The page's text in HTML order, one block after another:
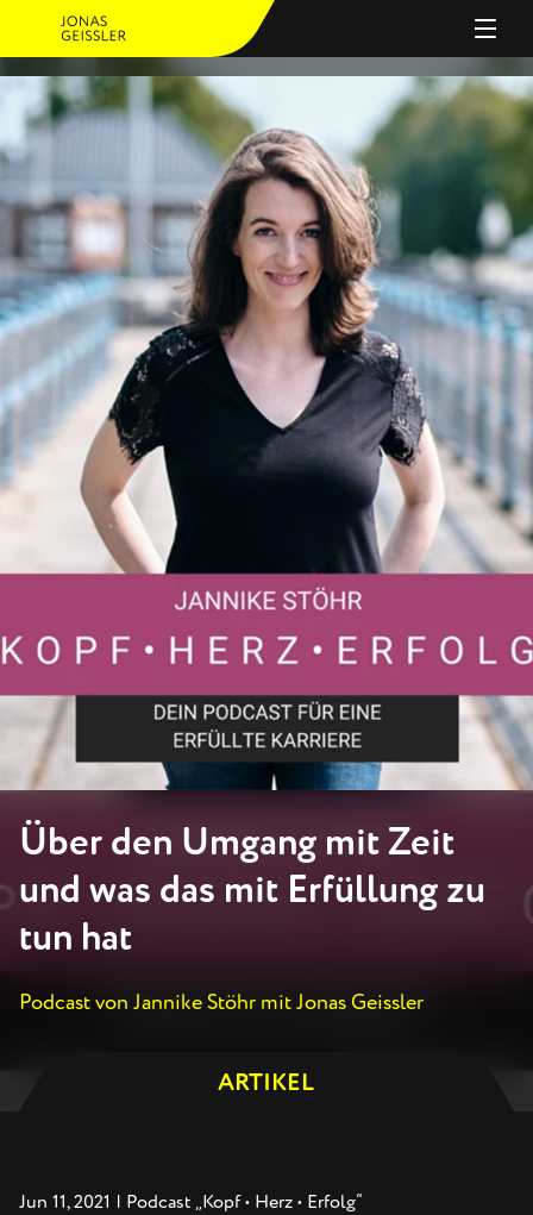
PERSON
ANGEBOT
JOURNAL
REFERENZEN
Über den Umgang mit Zeit
und was das mit Erfüllung zu
tun hat
Podcast von Jannike Stöhr mit Jonas Geissler
ARTIKEL
Jun 11, 2021 | Podcast „Kopf • Herz • Erfolg“